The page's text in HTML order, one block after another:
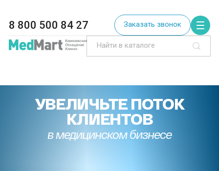
8 800 500 84 27 Заказать звонок
УВЕЛИЧЬТЕ ПОТОК
КЛИЕНТОВ
в медицинском бизнесе